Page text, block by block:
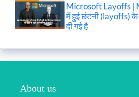
Microsoft Layoffs |
में हुई छंटनी (layoffs) के
दी गई है
About us